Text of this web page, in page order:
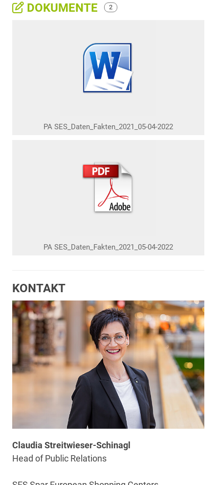
DOKUMENTE 2
PA SES_Daten_Fakten_2021_05-04-2022
PA SES_Daten_Fakten_2021_05-04-2022
KONTAKT
Claudia Streitwieser-Schinagl
Head of Public Relations